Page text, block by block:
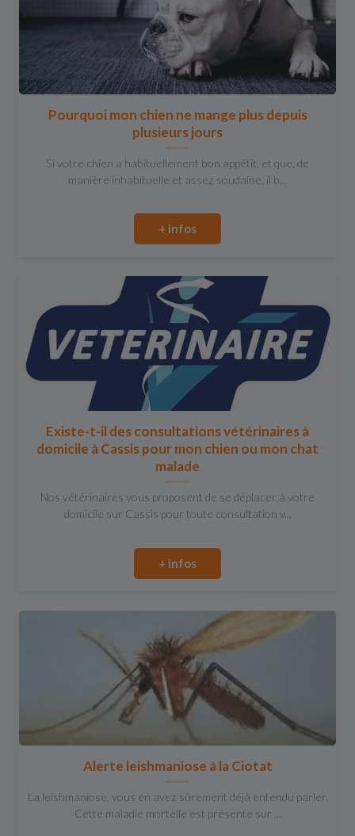
Pourquoi mon chien ne mange plus depuis
plusieurs jours
Si votre chien a habituellement bon appétit, et que, de
manière inhabituelle et assez soudaine, il b...
+ infos
Existe-t-il des consultations vétérinaires à
domicile à Cassis pour mon chien ou mon chat
malade
Nos vétérinaires vous proposent de se déplacer à votre
domicile sur Cassis pour toute consultation v...
+ infos
Alerte leishmaniose à la Ciotat
La leishmaniose, vous en avez sûrement déjà entendu parler.
Cette maladie mortelle est présente sur ...